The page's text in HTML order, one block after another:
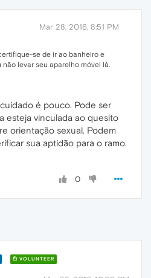
Mar 28, 2016, 8:51 PM
se de ir ao banheiro e
levar seu aparelho móvel lá.
é pouco. Pode ser
esteja vinculada ao quesito
orientação sexual. Podem
sua aptidão para o ramo.
0
VOLUNTEER